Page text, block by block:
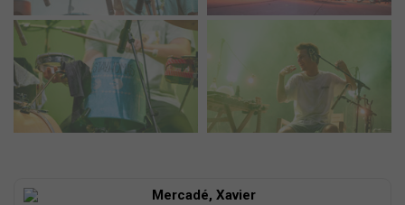
Mercadé, Xavier